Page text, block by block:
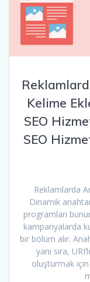
Kelime
SEO
SEO
Reklamlarda
Dinamik
programları
kampanyalarda
bir bölüm alır.
yanı sıra,
oluşturmak için